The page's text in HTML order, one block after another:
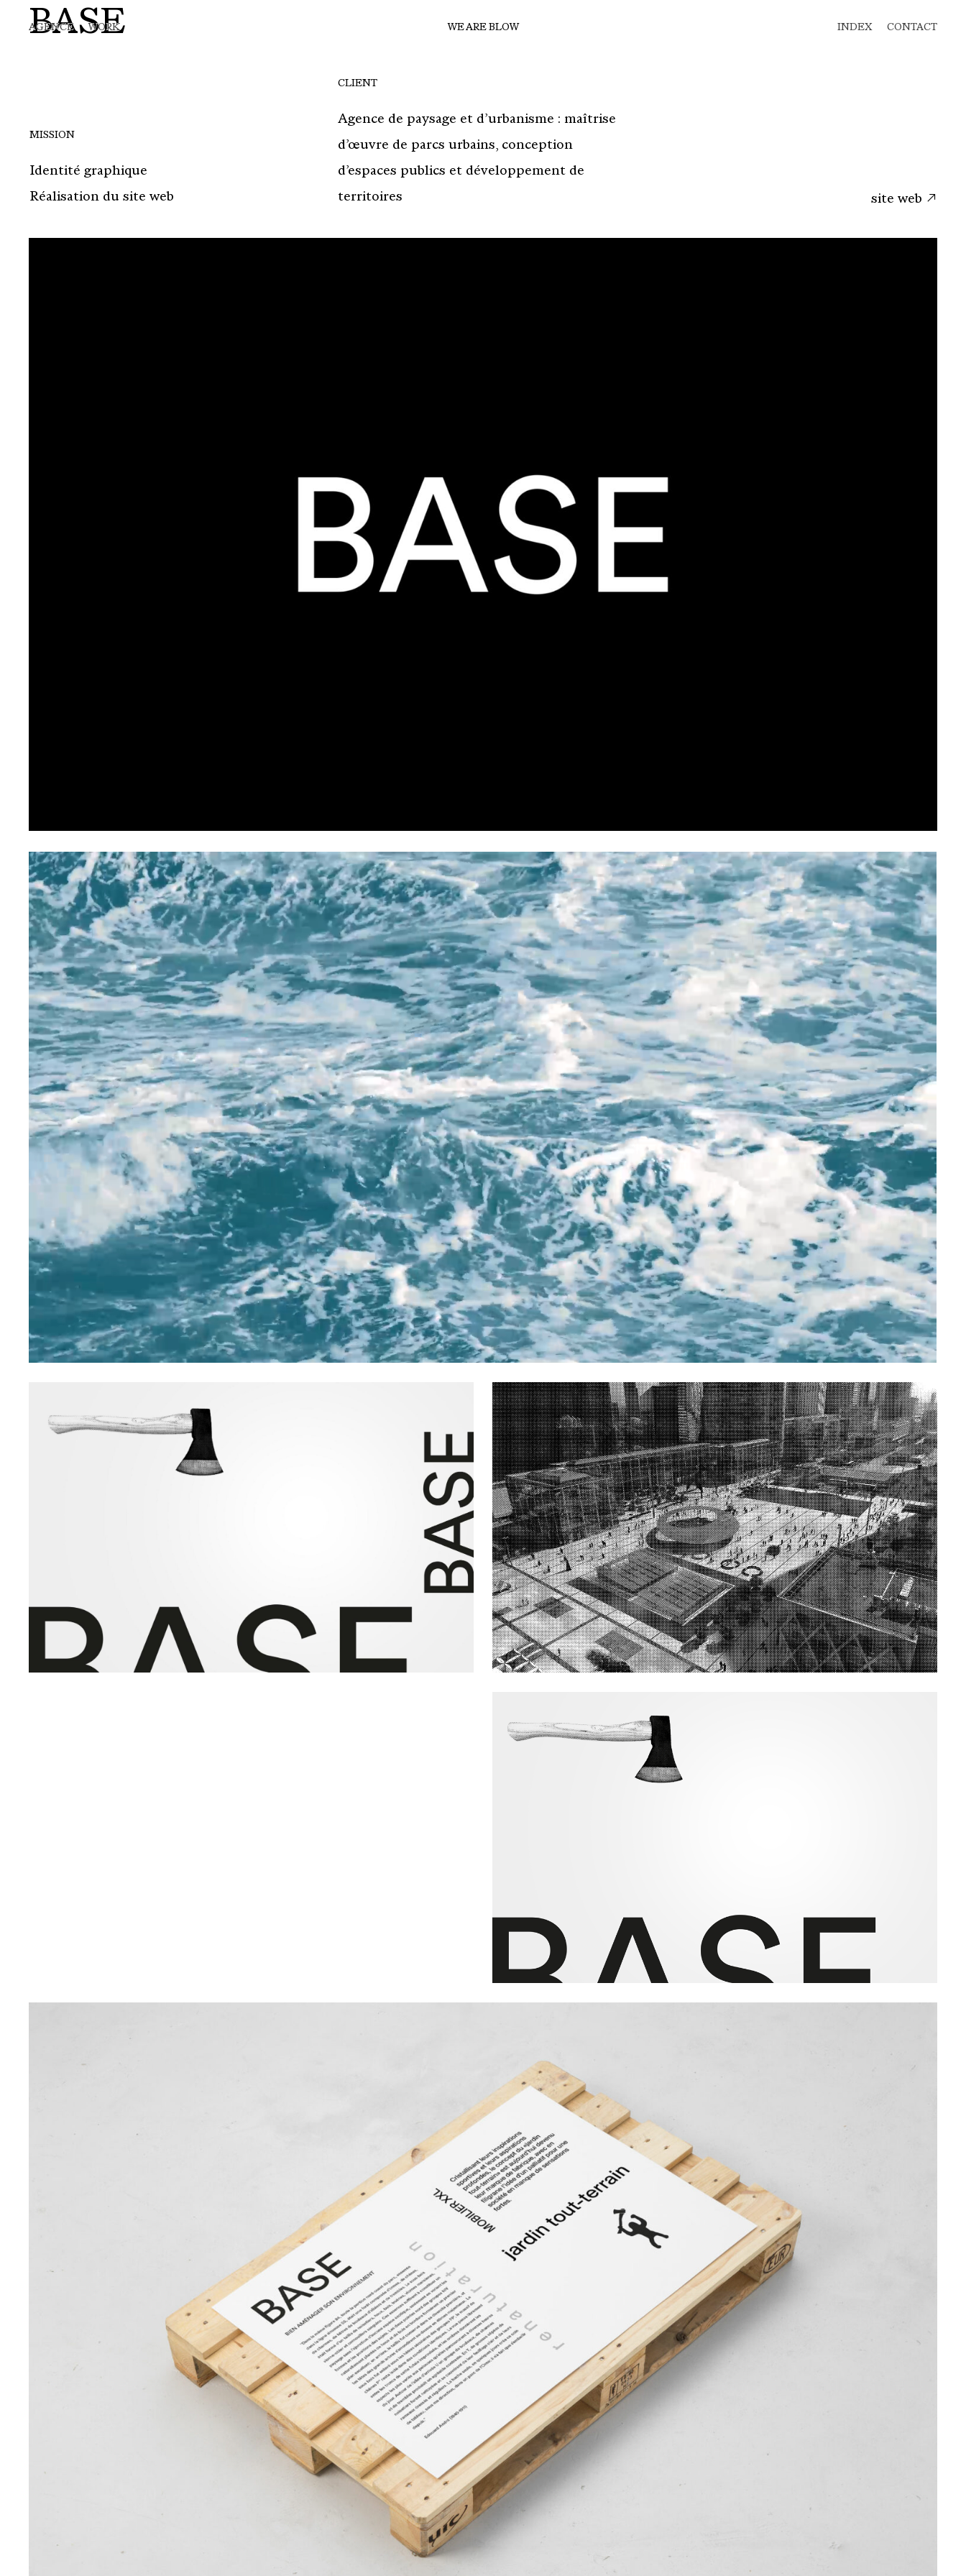
WE ARE BLOW
AGENCE WORK INDEX CONTACT
BASE
MISSION
Identité graphique
Réalisation du site web
CLIENT
Agence de paysage et d’urbanisme : maîtrise
d’œuvre de parcs urbains, conception
d’espaces publics et développement de
territoires
site web